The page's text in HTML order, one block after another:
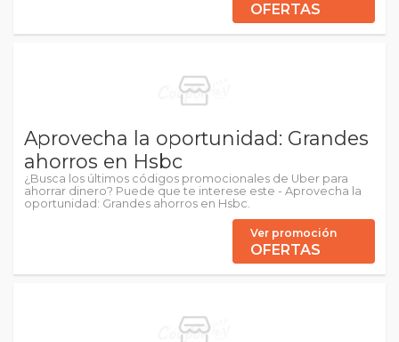
OFERTAS
Aprovecha la oportunidad: Grandes
ahorros en Hsbc
¿Busca los últimos códigos promocionales de Uber para
ahorrar dinero? Puede que te interese este - Aprovecha la
oportunidad: Grandes ahorros en Hsbc.
Ver promoción
OFERTAS